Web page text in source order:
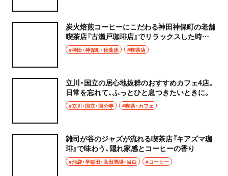
炭火焙煎コーヒーにこだわる神田神保町の老舗
喫茶店『古瀬戸珈琲店』でリラックスした時間
を。
#神田・神保町・秋葉原 #喫茶店
立川・国立の居心地抜群のおすすめカフェ4店。
日常を忘れて、ふっとひと息つきたいときに。
#立川・国立・国分寺 #喫茶・カフェ
雑司が谷のジャズが流れる喫茶店『キアズマ珈
琲』で味わう、隠れ家感とコーヒーの香り
#池袋・早稲田・高田馬場・目白 #コーヒー